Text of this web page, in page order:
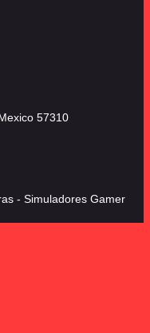
57310
- Simuladores Gamer